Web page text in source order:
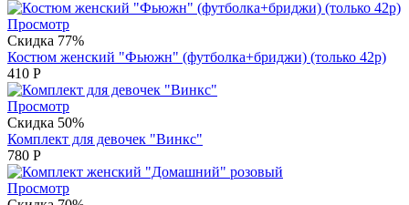
Просмотр
Скидка 77%
Костюм женский "Фьюжн" (футболка+бриджи) (только 42р)
410 Р
Просмотр
Скидка 50%
Комплект для девочек "Винкс"
780 Р
Просмотр